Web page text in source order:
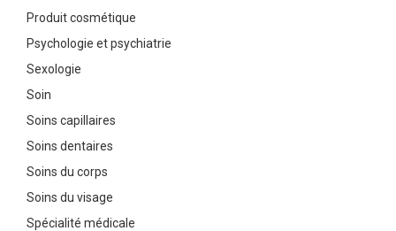
Produit cosmétique
Psychologie et psychiatrie
Sexologie
Soin
Soins capillaires
Soins dentaires
Soins du corps
Soins du visage
Spécialité médicale